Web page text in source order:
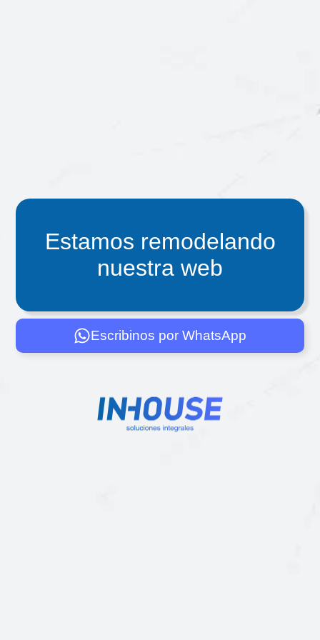
Estamos remodelando
nuestra web
Escribinos por WhatsApp